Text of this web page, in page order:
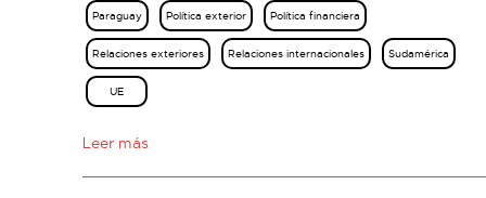
Paraguay Política exterior Política financiera
Relaciones exteriores Relaciones internacionales Sudamérica
UE
Leer más